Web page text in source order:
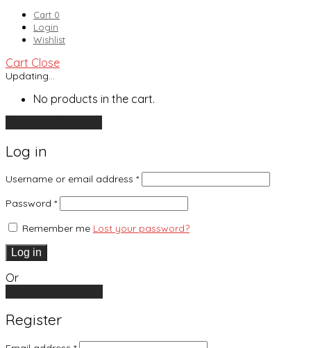
Cart 0
Login
Wishlist
Cart Close
Updating…
No products in the cart.
Log in
Username or email address *
Password *
Remember me Lost your password?
Log in
Or
Register